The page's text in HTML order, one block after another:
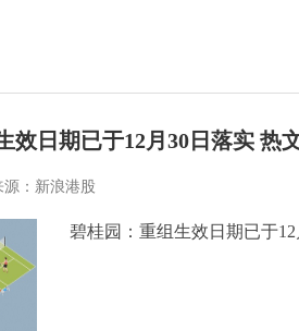
效日期已于12月30日落实 热
源：新浪港股
碧桂园：重组生效日期已于